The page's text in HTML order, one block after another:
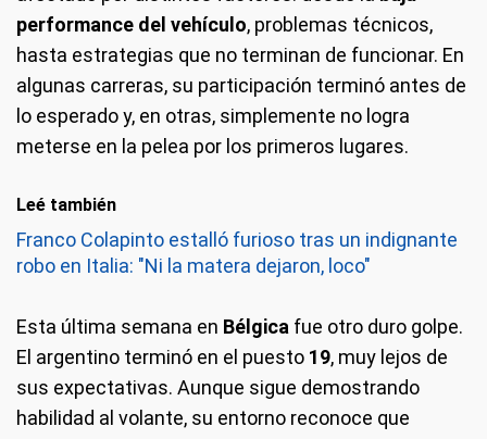
performance del vehículo, problemas técnicos,
hasta estrategias que no terminan de funcionar. En
algunas carreras, su participación terminó antes de
lo esperado y, en otras, simplemente no logra
meterse en la pelea por los primeros lugares.
Leé también
Franco Colapinto estalló furioso tras un indignante
robo en Italia: "Ni la matera dejaron, loco"
Esta última semana en Bélgica fue otro duro golpe.
El argentino terminó en el puesto 19, muy lejos de
sus expectativas. Aunque sigue demostrando
habilidad al volante, su entorno reconoce que